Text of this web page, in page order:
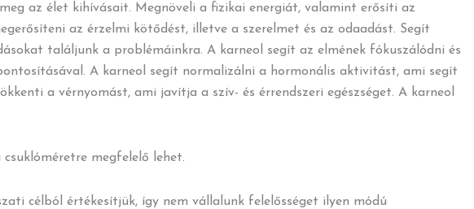
az élet kihívásait. Megnöveli a fizikai energiát, valamint erősíti az
az érzelmi kötődést, illetve a szerelmet és az odaadást. Segít
találjunk a problémáinkra. A karneol segít az elmének fókuszálódni és
A karneol segít normalizálni a hormonális aktivitást, ami segít
a vérnyomást, ami javítja a szív- és érrendszeri egészséget. A karneol
megfelelő lehet.
célból értékesítjük, így nem vállalunk felelősséget ilyen módú